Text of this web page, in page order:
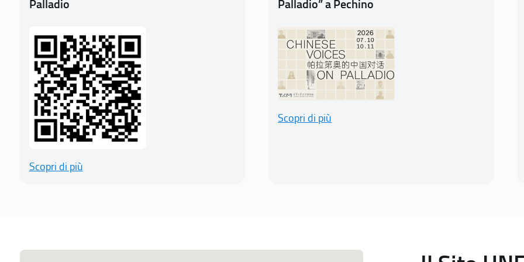
Palladio
Scopri di più
Palladio” a Pechino
Scopri di più